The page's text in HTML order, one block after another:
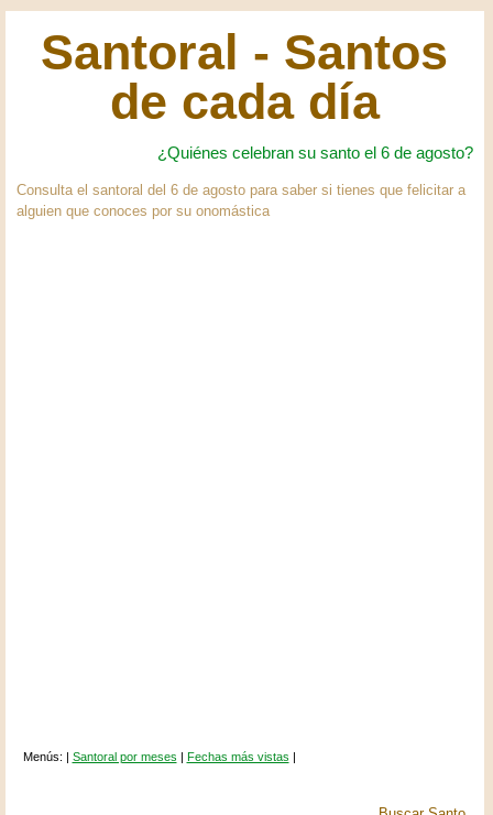
Santoral - Santos
de cada día
¿Quiénes celebran su santo el 6 de agosto?
Consulta el santoral del 6 de agosto para saber si tienes que felicitar a
alguien que conoces por su onomástica
Menús: | Santoral por meses | Fechas más vistas |